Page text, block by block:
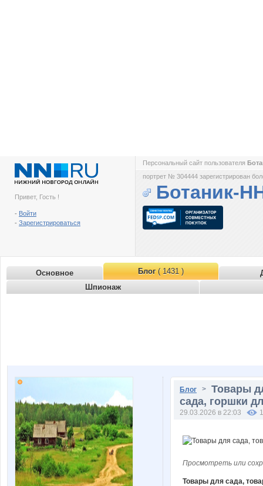
Привет, Гость !
- Войти
- Зарегистрироваться
Персональный сайт пользователя
портрет № 304444 зарегистрирован
Ботаник-
Основное Блог( 1431 )
Шпионаж
Блог > Товары
сада, горшки
29.03.2026 в 22:03
Просмотреть или
Товары для сада,